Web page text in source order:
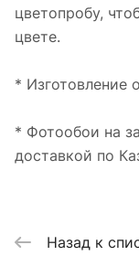
цветопробу,
цвете.
*
* Фотообои на
доставкой по
Назад к